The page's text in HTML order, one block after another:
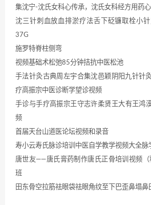
集沈宁-沈氏女科心传承，沈氏女科经方用药
沈三针刺血放血排淤疗法舌下砭镰取栓小
37G
施罗特脊柱侧弯
视频基础术松弛85分钟拮抗中医松池
手法针灸古典周左宇合集沈邑颖阴阳九针针
疗高振宗中医诊断学望诊视频
手诊与手疗高振宗王守志许柔贤王大有王鸿
频
首届天台山道医论坛视频和录音
寿小云寿氏脉诊培训中医自学教学视频大全脉
唐世友——唐氏膏药制作唐氏正骨培训视频（
班
田东骨空拉筋祛眼袋祛眼角纹至下巴歪鼻塌